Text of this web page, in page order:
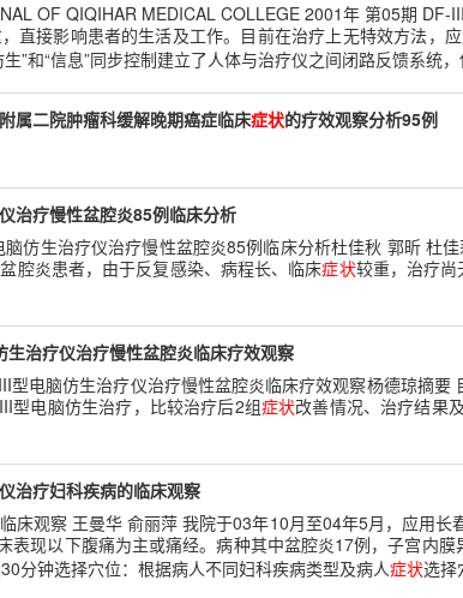
OF QIQIHAR MEDICAL COLLEGE 2001年 第05期
直接影响患者的生活及工作。目前在治疗上无特效方法，
”和“信息”同步控制建立了人体与治疗仪之间闭路反馈系统
属二院肿瘤科缓解晚期癌症临床症状的疗效观察分析95例
治疗慢性盆腔炎85例临床分析
仿生治疗仪治疗慢性盆腔炎85例临床分析杜佳秋 郭昕 杜
腔炎患者，由于反复感染、病程长、临床症状较重，治疗
生治疗仪治疗慢性盆腔炎临床疗效观察
型电脑仿生治疗仪治疗慢性盆腔炎临床疗效观察杨德琼摘
型电脑仿生治疗，比较治疗后2组症状改善情况、治疗结果
治疗妇科疾病的临床观察
床观察 王曼华 俞丽萍 我院于03年10月至04年5月，应用
表现以下腹痛为主或痛经。病种其中盆腔炎17例，子宫内
分钟选择穴位：根据病人不同妇科疾病类型及病人症状选择